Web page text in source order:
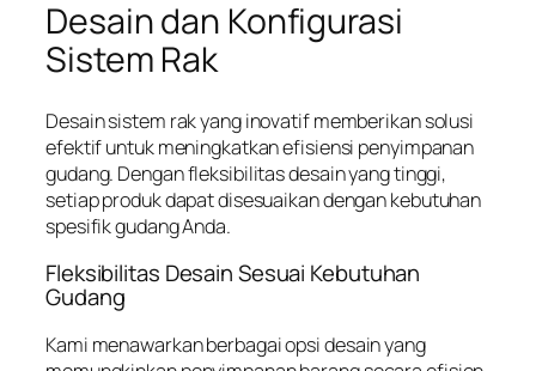
Desain dan Konfigurasi
Sistem Rak
Desain sistem rak yang inovatif memberikan solusi
efektif untuk meningkatkan efisiensi penyimpanan
gudang. Dengan fleksibilitas desain yang tinggi,
setiap produk dapat disesuaikan dengan kebutuhan
spesifik gudang Anda.
Fleksibilitas Desain Sesuai Kebutuhan
Gudang
Kami menawarkan berbagai opsi desain yang